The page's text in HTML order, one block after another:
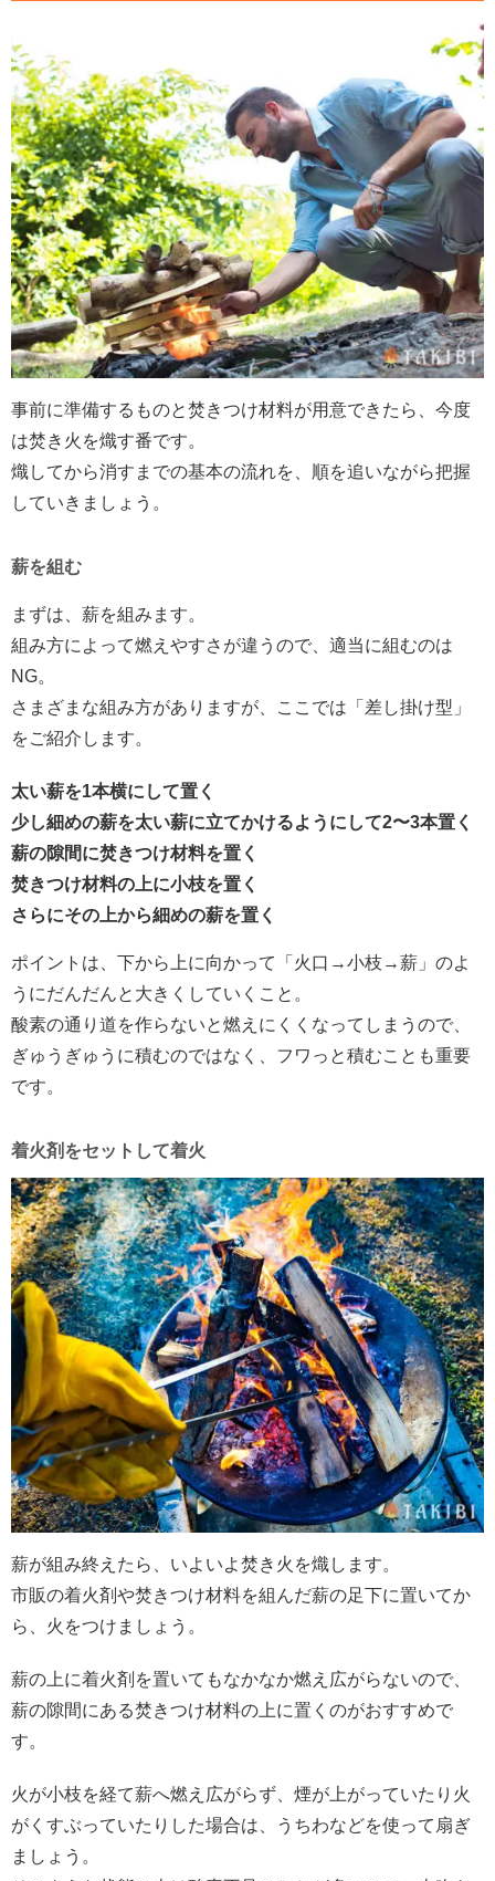
事前に準備するものと焚きつけ材料が用意できたら、今度
は焚き火を熾す番です。
熾してから消すまでの基本の流れを、順を追いながら把握
していきましょう。
薪を組む
まずは、薪を組みます。
組み方によって燃えやすさが違うので、適当に組むのは
NG。
さまざまな組み方がありますが、ここでは「差し掛け型」
をご紹介します。
太い薪を1本横にして置く
少し細めの薪を太い薪に立てかけるようにして2〜3本置く
薪の隙間に焚きつけ材料を置く
焚きつけ材料の上に小枝を置く
さらにその上から細めの薪を置く
ポイントは、下から上に向かって「火口→小枝→薪」のよ
うにだんだんと大きくしていくこと。
酸素の通り道を作らないと燃えにくくなってしまうので、
ぎゅうぎゅうに積むのではなく、フワっと積むことも重要
です。
着火剤をセットして着火
薪が組み終えたら、いよいよ焚き火を熾します。
市販の着火剤や焚きつけ材料を組んだ薪の足下に置いてか
ら、火をつけましょう。
薪の上に着火剤を置いてもなかなか燃え広がらないので、
薪の隙間にある焚きつけ材料の上に置くのがおすすめで
す。
火が小枝を経て薪へ燃え広がらず、煙が上がっていたり火
がくすぶっていたりした場合は、うちわなどを使って扇ぎ
ましょう。